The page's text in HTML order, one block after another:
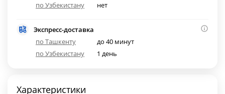
по Узбекистану
нет
Экспресс-доставка
по Ташкенту
до 40 минут
по Узбекистану
1 день
Характеристики